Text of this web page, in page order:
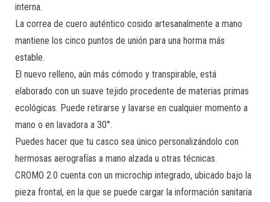
interna.
La correa de cuero auténtico cosido artesanalmente a mano
mantiene los cinco puntos de unión para una horma más
estable.
El nuevo relleno, aún más cómodo y transpirable, está
elaborado con un suave tejido procedente de materias primas
ecológicas. Puede retirarse y lavarse en cualquier momento a
mano o en lavadora a 30°.
Puedes hacer que tu casco sea único personalizándolo con
hermosas aerografías a mano alzada u otras técnicas.
CROMO 2.0 cuenta con un microchip integrado, ubicado bajo la
pieza frontal, en la que se puede cargar la información sanitaria